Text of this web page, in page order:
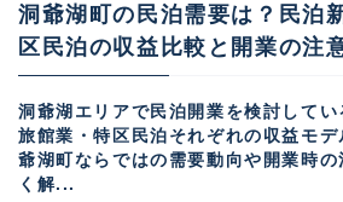
洞爺湖町の民泊需要は？民泊
区民泊の収益比較と開業の注
洞爺湖エリアで民泊開業を検討してい
旅館業・特区民泊それぞれの収益モデ
爺湖町ならではの需要動向や開業時
く解...